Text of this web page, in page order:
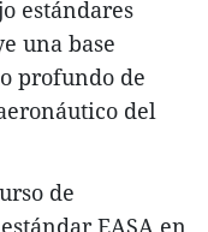
estándares
una base
profundo de
del
de
EASA en